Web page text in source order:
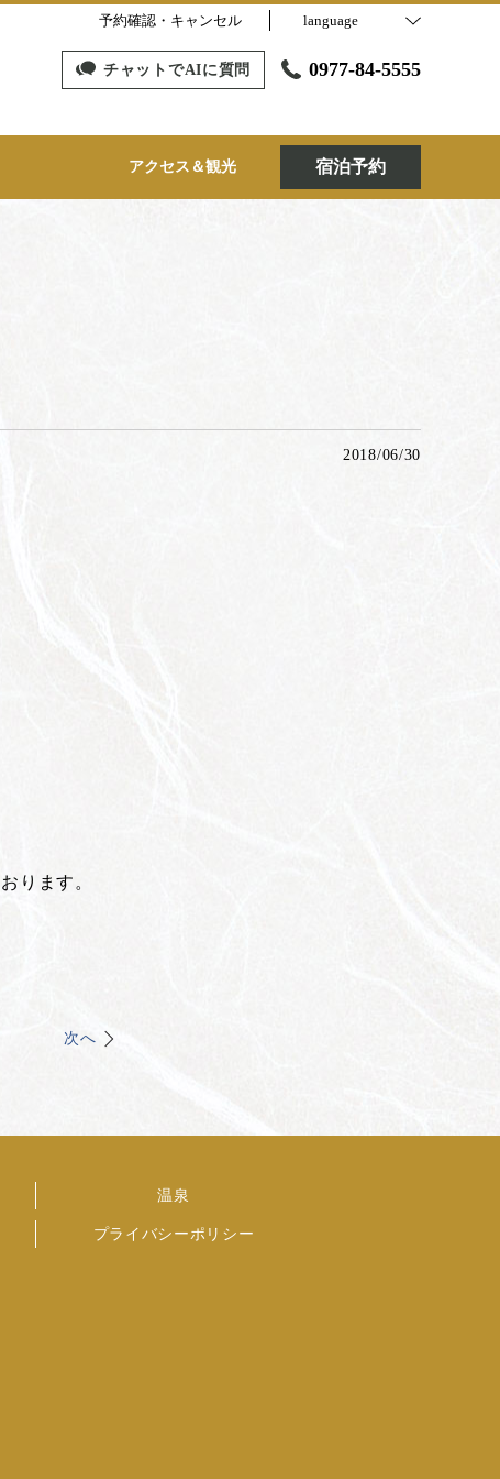
予約確認・キャンセル language
チャットでAIに質問 0977-84-5555
アクセス＆観光 宿泊予約
2018/06/30
ります。
次へ
温泉
プライバシーポリシー